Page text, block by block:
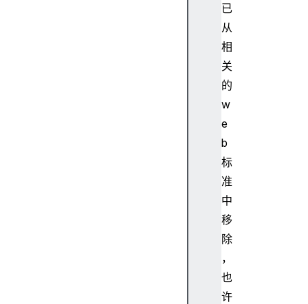
已
从
相
关
的
w
e
b
标
准
中
移
除
，
也
许